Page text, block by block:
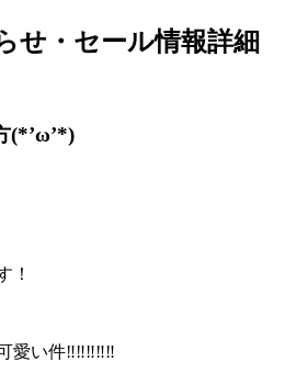
せ・セール情報詳細
(*’ω’*)
！
愛い件‼‼‼‼‼